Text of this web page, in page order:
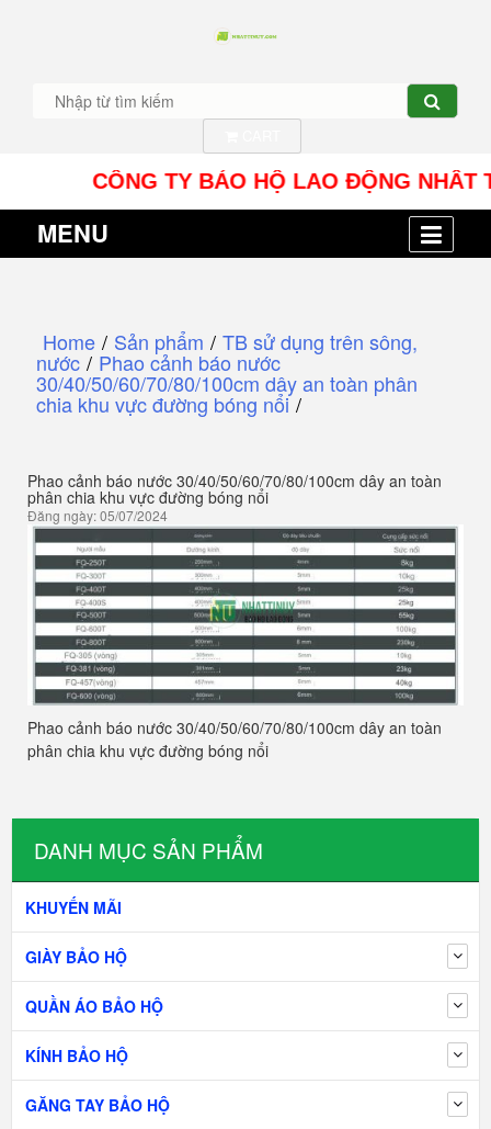
CÔNG TY BẢO HỘ LAO ĐỘNG NHÂT
MENU
DANH MỤC SẢN PHẨM
KHUYẾN MÃI
GIÀY BẢO HỘ
QUẦN ÁO BẢO HỘ
KÍNH BẢO HỘ
GĂNG TAY BẢO HỘ
Home / Sản phẩm / TB sử dụng trên sông,
nước / Phao cảnh báo nước
30/40/50/60/70/80/100cm dây an toàn phân
chia khu vực đường bóng nổi /
Phao cảnh báo nước 30/40/50/60/70/80/100cm dây an toàn
phân chia khu vực đường bóng nổi
Đăng ngày: 05/07/2024
Phao cảnh báo nước 30/40/50/60/70/80/100cm dây an toàn
phân chia khu vực đường bóng nổi